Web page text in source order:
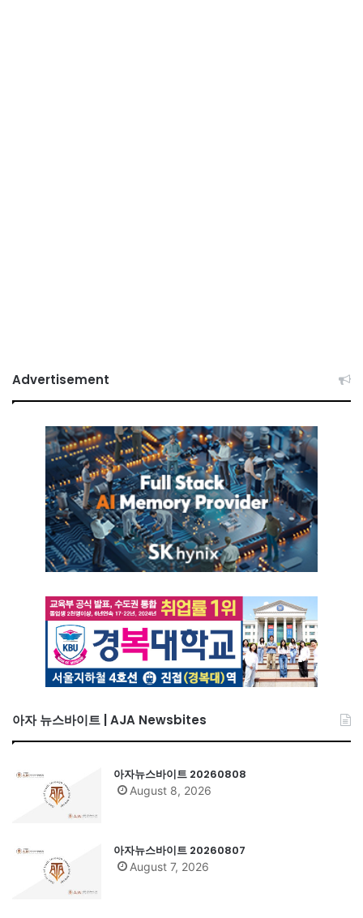
Advertisement
아자 뉴스바이트 | AJA Newsbites
아자뉴스바이트 20260808
August 8, 2026
아자뉴스바이트 20260807
August 7, 2026